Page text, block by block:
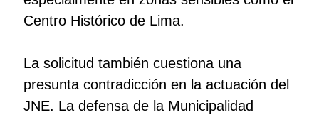
Centro Histórico de Lima.
La solicitud también cuestiona una
presunta contradicción en la actuación del
JNE. La defensa de la Municipalidad